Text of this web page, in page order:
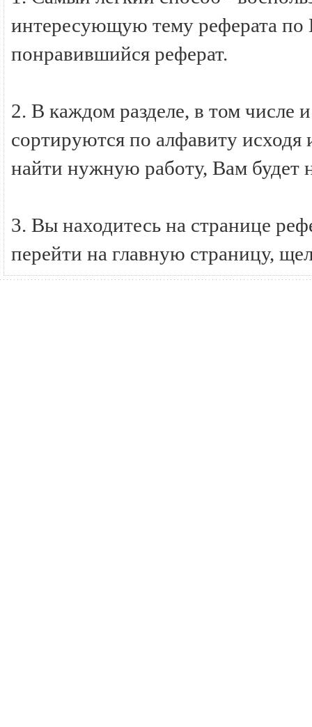
интересующую тему реферата по
понравившийся реферат.
2. В каждом разделе, в том числе
сортируются по алфавиту исходя
найти нужную работу, Вам будет
3. Вы находитесь на странице
перейти на главную страницу,